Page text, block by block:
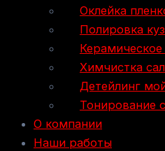
Оклейка
Полировка
Химчистка
Детейлинг
Тонирование
О компании
Наши работы